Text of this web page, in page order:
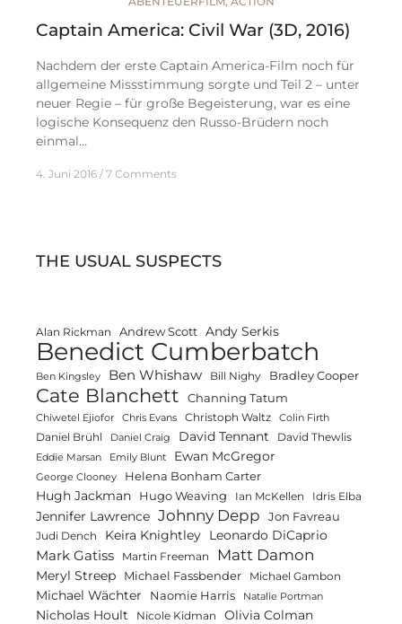
Captain America: Civil War (3D, 2016)
Nachdem der erste Captain America-Film noch für
allgemeine Missstimmung sorgte und Teil 2 – unter
neuer Regie – für große Begeisterung, war es eine
logische Konsequenz den Russo-Brüdern noch
einmal…
4. Juni 2016 7 Comments
THE USUAL SUSPECTS
Alan Rickman Andrew Scott Andy Serkis
Benedict Cumberbatch
Ben Kingsley Ben Whishaw Bill Nighy Bradley Cooper
Cate Blanchett Channing Tatum
Chiwetel Ejiofor Chris Evans Christoph Waltz Colin Firth
Daniel Brühl Daniel Craig David Tennant David Thewlis
Eddie Marsan Emily Blunt Ewan McGregor
George Clooney Helena Bonham Carter
Hugh Jackman Hugo Weaving Ian McKellen Idris Elba
Jennifer Lawrence Johnny Depp Jon Favreau
Judi Dench Keira Knightley Leonardo DiCaprio
Mark Gatiss Martin Freeman Matt Damon
Meryl Streep Michael Fassbender Michael Gambon
Michael Wächter Naomie Harris Natalie Portman
Nicholas Hoult Nicole Kidman Olivia Colman